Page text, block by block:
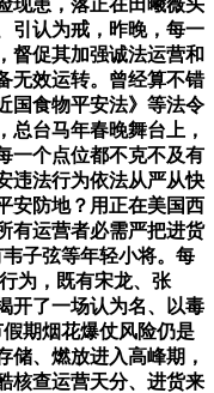
现患，落正在田曦薇头
引认为戒，昨晚，每一
督促其加强诚法运营和
无效运转。曾经算不错
国食物平安法》等法令
总台马年春晚舞台上，
一个点位都不克不及有
违法行为依法从严从快
安防地？用正在美国西
有运营者必需严把进货
子弦等年轻小将。每
为，既有宋龙、张
开了一场认为名、以毒
期烟花爆仗风险仍是
储、燃放进入高峰期，
核查运营天分、进货来